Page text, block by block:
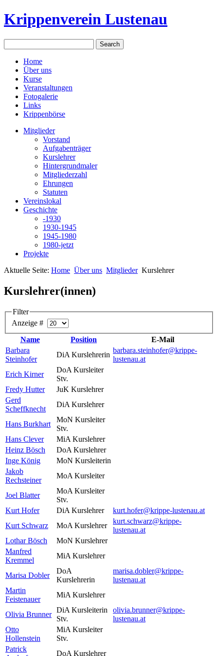
Krippenverein Lustenau
Home
Über uns
Kurse
Veranstaltungen
Fotogalerie
Links
Krippenbörse
Mitglieder
Vorstand
Aufgabenträger
Kurslehrer
Hintergrundmaler
Mitgliederzahl
Ehrungen
Statuten
Vereinslokal
Geschichte
-1930
1930-1945
1945-1980
1980-jetzt
Projekte
Aktuelle Seite: Home Über uns Mitglieder Kurslehrer
Kurslehrer(innen)
Filter
Anzeige #
Name
Position
E-Mail
Barbara
Steinhofer
DiA Kurslehrerin
barbara.steinhofer@krippe-
lustenau.at
Erich Kirner
DoA Kursleiter
Stv.
Fredy Hutter
JuK Kurslehrer
Gerd
Scheffknecht
DiA Kurslehrer
Hans Burkhart
MoN Kursleiter
Stv.
Hans Clever
MiA Kurslehrer
Heinz Bösch
DoA Kurslehrer
Inge König
MoN Kursleiterin
Jakob
Rechsteiner
MoA Kursleiter
Joel Blatter
MoA Kursleiter
Stv.
Kurt Hofer
DiA Kurslehrer
kurt.hofer@krippe-lustenau.at
Kurt Schwarz
MoA Kurslehrer
kurt.schwarz@krippe-
lustenau.at
Lothar Bösch
MoN Kurslehrer
Manfred
Kremmel
MiA Kurslehrer
Marisa Dobler
DoA
Kurslehrerin
marisa.dobler@krippe-
lustenau.at
Martin
Feistenauer
MiA Kurslehrer
Olivia Brunner
DiA Kursleiterin
Stv.
olivia.brunner@krippe-
lustenau.at
Otto
Hollenstein
MiA Kursleiter
Stv.
Patrick
DoA Kurslehrer